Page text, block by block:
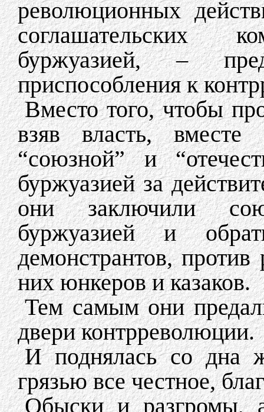
революционных
соглашательских
буржуазией, –
приспособления к
Вместо того, чтобы
взяв власть,
“союзной” и
буржуазией за
они заключили
буржуазией и
демонстрантов, против
них юнкеров и казаков.
Тем самым они
двери контрреволюции.
И поднялась со дна
грязью все честное,
Обыски и разгромы,